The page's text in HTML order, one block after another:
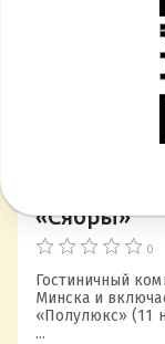
«Сябры»
0
Гостиничный
Минска и
«Полулюкс» (11
...